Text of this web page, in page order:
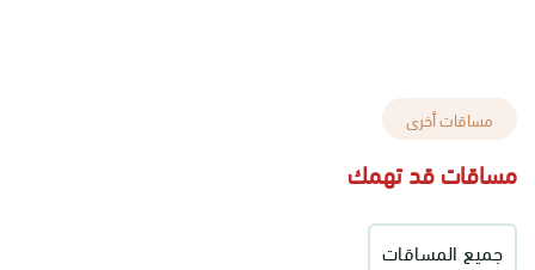
مساقات أخرى
مساقات قد تهمك
جميع المساقات